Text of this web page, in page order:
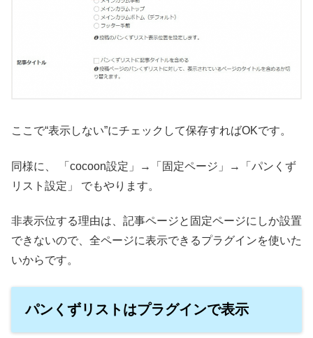
ここで“表示しない”にチェックして保存すればOKです。
同様に、 「cocoon設定」→「固定ページ」→「パンくず
リスト設定」 でもやります。
非表示位する理由は、記事ページと固定ページにしか設置
できないので、全ページに表示できるプラグインを使いた
いからです。
パンくずリストはプラグインで表示